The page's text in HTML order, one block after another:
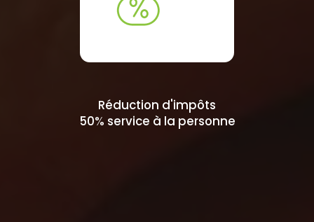
Réduction d'impôts
50% service à la personne